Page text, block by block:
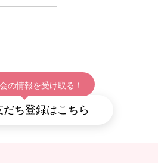
の情報を受け取る！
だち登録はこちら